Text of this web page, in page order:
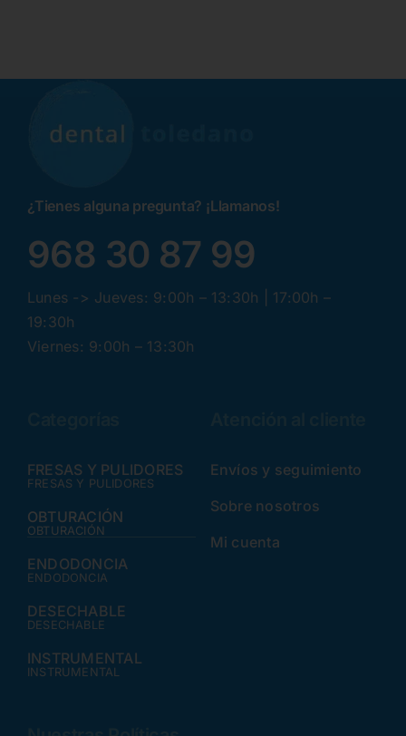
¿Tienes alguna pregunta? ¡Llamanos!
968 30 87 99
Lunes -> Jueves: 9:00h – 13:30h | 17:00h –
19:30h
Viernes: 9:00h – 13:30h
FRESAS Y PULIDORES
FRESAS Y PULIDORES
OBTURACIÓN
OBTURACIÓN
ENDODONCIA
ENDODONCIA
DESECHABLE
DESECHABLE
INSTRUMENTAL
INSTRUMENTAL
Envíos y seguimiento
Sobre nosotros
Mi cuenta